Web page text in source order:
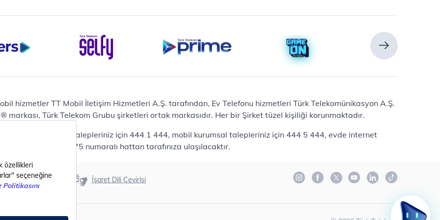
Tarife
Casper Nirvana C370
Notebook
Ev Telefonu
Panasonic TGB610
Modem ve Wi-Fi
Zyxel DX3300 Wi-Fi 6
Premium VDSL Modem
Samsung Buds2 Pro
Samsung Galaxy Watch 6
hizmetler TT Mobil İletişim Hizmetleri A.Ş. tarafından, Ev Telefonu hizmetleri Türk Telekomünikasyon A.Ş.
markası, Türk Telekom Grubu şirketleri ortak markasıdır. Her bir Şirket tüzel kişiliği korunmaktadır.
mobil bireysel talepleriniz için 444 1 444, mobil kurumsal talepleriniz için 444 5 444, evde internet
için 444 0375 numaralı hattan tarafınıza ulaşılacaktır.
Erişilebilirlik İşaret Dili Çevirisi